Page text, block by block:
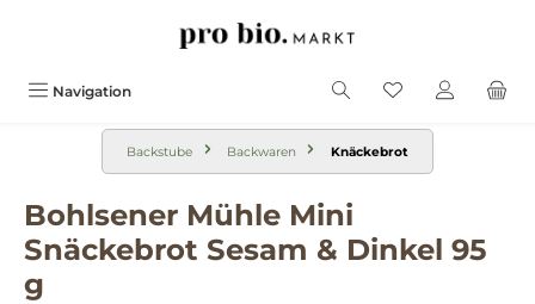
Navigation
Backstube Backwaren Knäckebrot
Bohlsener Mühle Mini
Snäckebrot Sesam & Dinkel 95
g